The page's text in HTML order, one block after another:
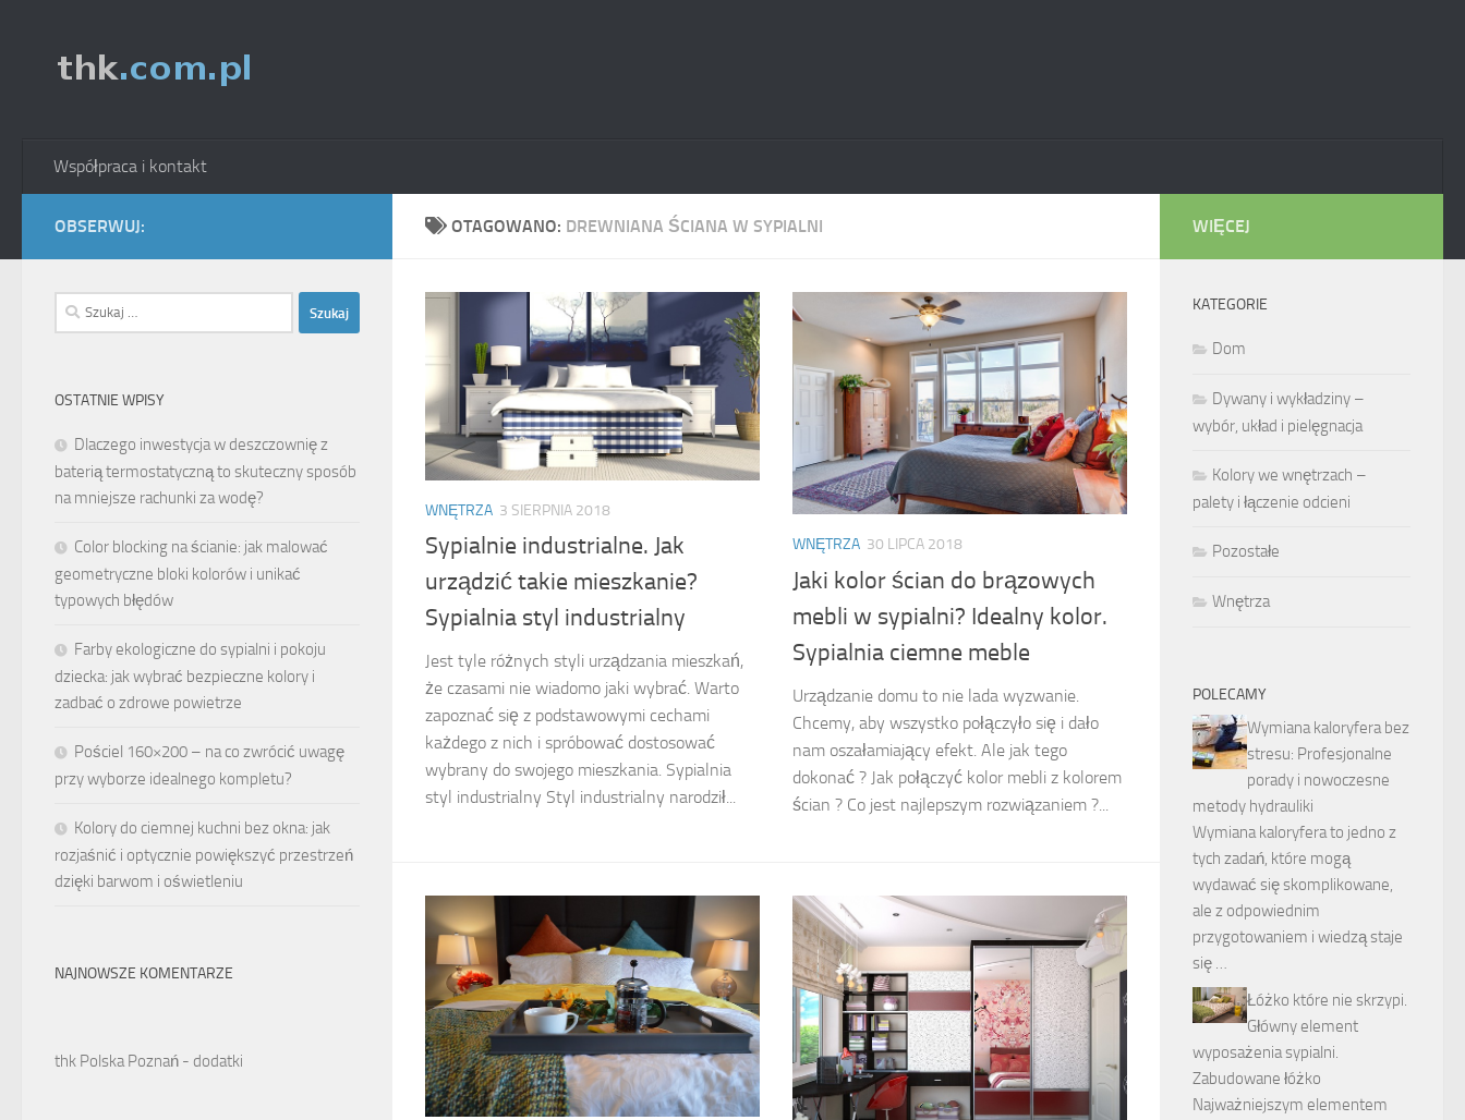
Współpraca i kontakt
OTAGOWANO: DREWNIANA ŚCIANA W SYPIALNI
WNĘTRZA 3 SIERPNIA 2018
Sypialnie industrialne. Jak
urządzić takie mieszkanie?
Sypialnia styl industrialny
Jest tyle różnych styli urządzania mieszkań,
że czasami nie wiadomo jaki wybrać. Warto
zapoznać się z podstawowymi cechami
każdego z nich i spróbować dostosować
wybrany do swojego mieszkania. Sypialnia
styl industrialny Styl industrialny narodził...
WNĘTRZA 30 LIPCA 2018
Jaki kolor ścian do brązowych
mebli w sypialni? Idealny kolor.
Sypialnia ciemne meble
Urządzanie domu to nie lada wyzwanie.
Chcemy, aby wszystko połączyło się i dało
nam oszałamiający efekt. Ale jak tego
dokonać ? Jak połączyć kolor mebli z kolorem
ścian ? Co jest najlepszym rozwiązaniem ?...
OBSERWUJ:
Szukaj:
OSTATNIE WPISY
Dlaczego inwestycja w deszczownię z
baterią termostatyczną to skuteczny sposób
na mniejsze rachunki za wodę?
Color blocking na ścianie: jak malować
geometryczne bloki kolorów i unikać
typowych błędów
Farby ekologiczne do sypialni i pokoju
dziecka: jak wybrać bezpieczne kolory i
zadbać o zdrowe powietrze
Pościel 160×200 – na co zwrócić uwagę
przy wyborze idealnego kompletu?
Kolory do ciemnej kuchni bez okna: jak
rozjaśnić i optycznie powiększyć przestrzeń
dzięki barwom i oświetleniu
NAJNOWSZE KOMENTARZE
thk Polska Poznań - dodatki
WIĘCEJ
KATEGORIE
Dom
Dywany i wykładziny –
wybór, układ i pielęgnacja
Kolory we wnętrzach –
palety i łączenie odcieni
Pozostałe
Wnętrza
POLECAMY
Wymiana kaloryfera bez
stresu: Profesjonalne
porady i nowoczesne
metody hydrauliki
Wymiana kaloryfera to jedno z
tych zadań, które mogą
wydawać się skomplikowane,
ale z odpowiednim
przygotowaniem i wiedzą staje
się …
Łóżko które nie skrzypi.
Główny element
wyposażenia sypialni.
Zabudowane łóżko
Najważniejszym elementem